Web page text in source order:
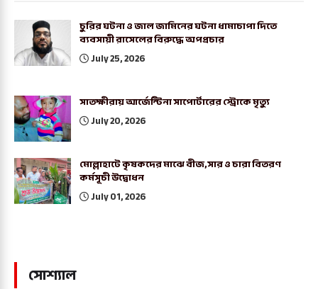
চুরির ঘটনা ও জাল জামিনের ঘটনা ধামাচাপা দিতে
ব্যবসায়ী রাসেলের বিরুদ্ধে অপপ্রচার
July 25, 2026
সাতক্ষীরায় আর্জেন্টিনা সাপোর্টারের স্ট্রোকে মৃত্যু
July 20, 2026
মোল্লাহাটে কৃষকদের মাঝে বীজ,সার ও চারা বিতরণ
কর্মসূচী উদ্বোধন
July 01, 2026
সোশ্যাল